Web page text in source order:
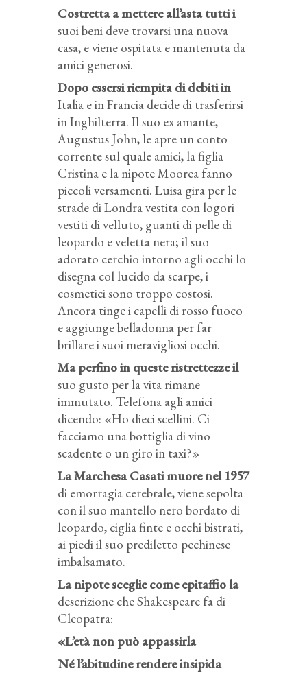
Costretta a mettere all’asta tutti i
suoi beni deve trovarsi una nuova
casa, e viene ospitata e mantenuta da
amici generosi.
Dopo essersi riempita di debiti in
Italia e in Francia decide di trasferirsi
in Inghilterra. Il suo ex amante,
Augustus John, le apre un conto
corrente sul quale amici, la figlia
Cristina e la nipote Moorea fanno
piccoli versamenti. Luisa gira per le
strade di Londra vestita con logori
vestiti di velluto, guanti di pelle di
leopardo e veletta nera; il suo
adorato cerchio intorno agli occhi lo
disegna col lucido da scarpe, i
cosmetici sono troppo costosi.
Ancora tinge i capelli di rosso fuoco
e aggiunge belladonna per far
brillare i suoi meravigliosi occhi.
Ma perfino in queste ristrettezze il
suo gusto per la vita rimane
immutato. Telefona agli amici
dicendo: «Ho dieci scellini. Ci
facciamo una bottiglia di vino
scadente o un giro in taxi?»
La Marchesa Casati muore nel 1957
di emorragia cerebrale, viene sepolta
con il suo mantello nero bordato di
leopardo, ciglia finte e occhi bistrati,
ai piedi il suo prediletto pechinese
imbalsamato.
La nipote sceglie come epitaffio la
descrizione che Shakespeare fa di
Cleopatra:
«L’età non può appassirla
Né l’abitudine rendere insipida